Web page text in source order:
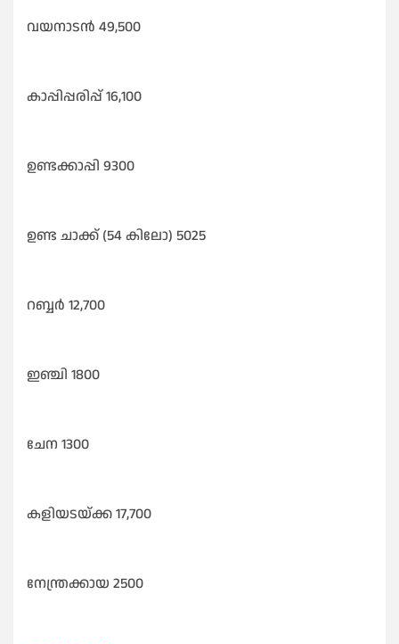
വയനാടൻ 49,500
കാപ്പിപ്പരിപ്പ് 16,100
ഉണ്ടക്കാപ്പി 9300
ഉണ്ട ചാക്ക് (54 കിലോ) 5025
റബ്ബർ 12,700
ഇഞ്ചി 1800
ചേന 1300
കളിയടയ്ക്ക 17,700
നേന്ത്രക്കായ 2500